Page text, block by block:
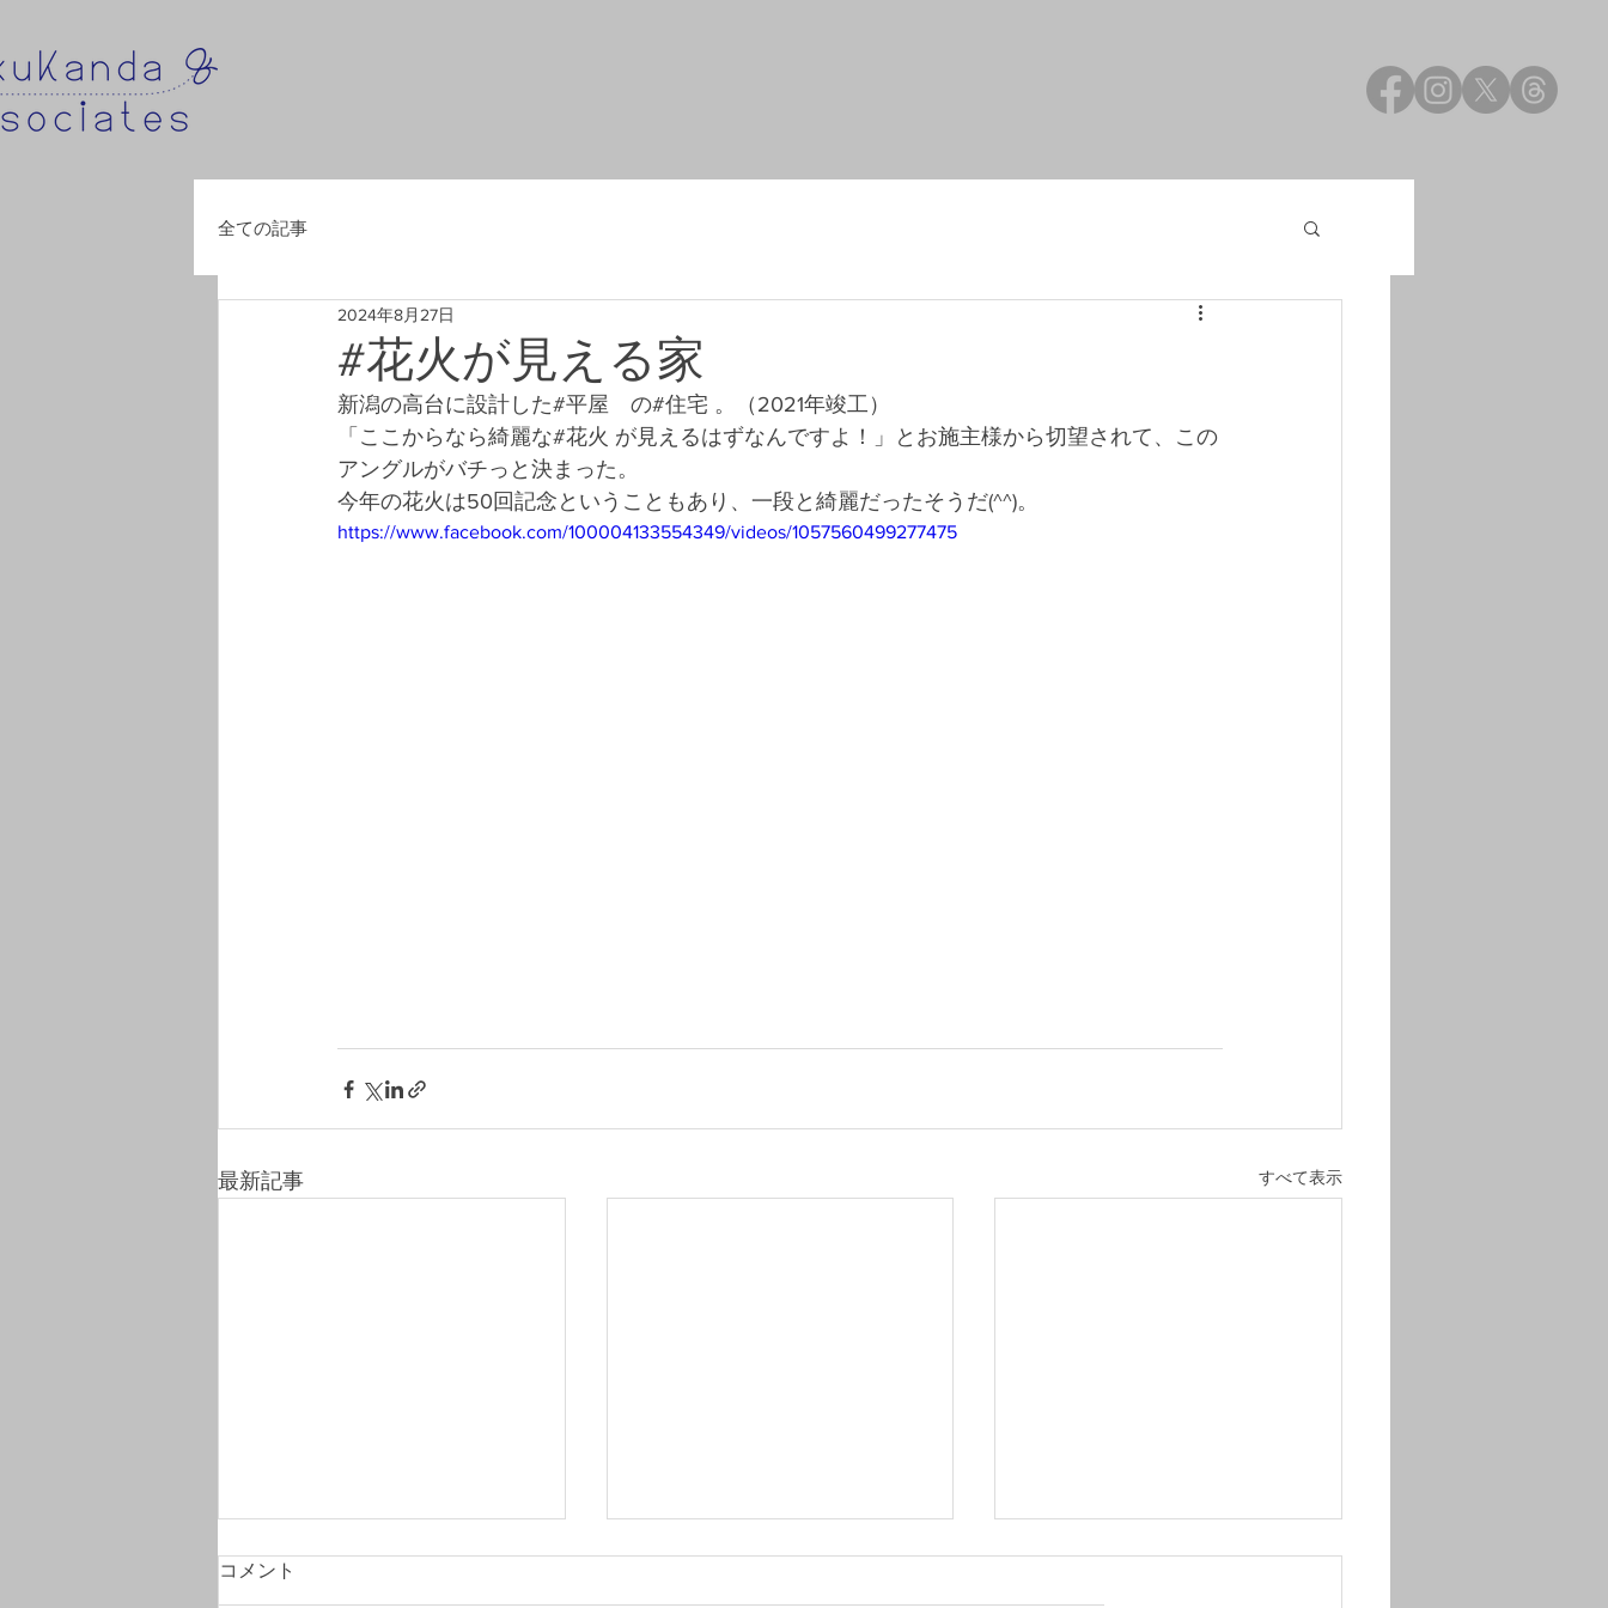
全ての記事
#花火が見える家
2024年8月27日
新潟の高台に設計した#平屋　の#住宅 。（2021年竣工）
「ここからなら綺麗な#花火 が見えるはずなんですよ！」とお施主様から切望されて、この
アングルがバチっと決まった。
今年の花火は50回記念ということもあり、一段と綺麗だったそうだ(^^)。
https://www.facebook.com/100004133554349/videos/1057560499277475
最新記事 すべて表示
コメント